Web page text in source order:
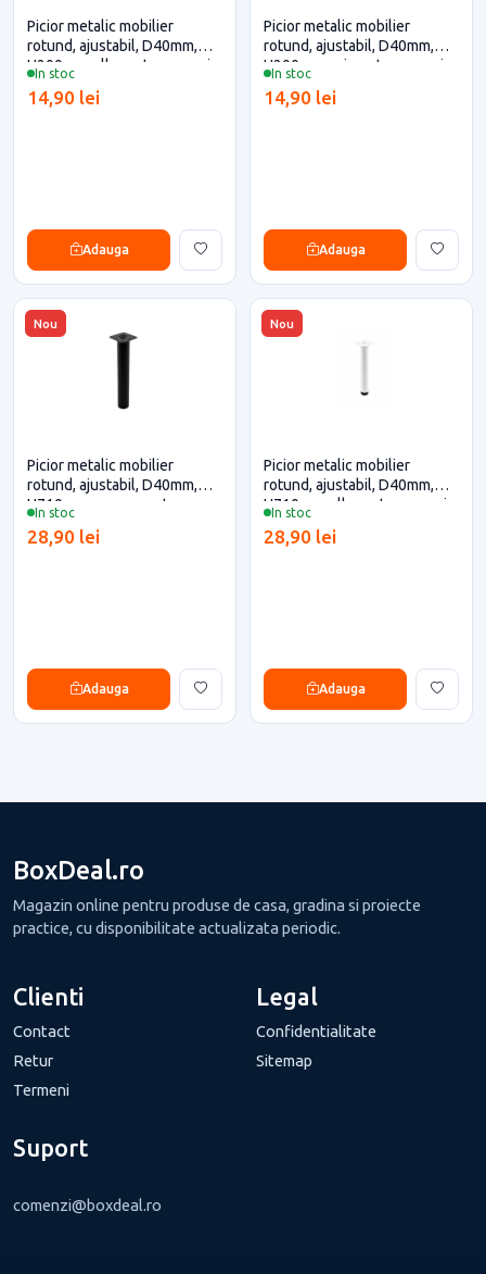
In stoc
Picior metalic mobilier
rotund, ajustabil, D40mm,
H200mm, alb pentru casa si
14,90 lei
Adauga
In stoc
Picior metalic mobilier
rotund, ajustabil, D40mm,
H200mm, gri pentru casa si
14,90 lei
Adauga
Nou
In stoc
Picior metalic mobilier
rotund, ajustabil, D40mm,
H710mm, negru pentru casa
28,90 lei
Adauga
Nou
In stoc
Picior metalic mobilier
rotund, ajustabil, D40mm,
H710mm, alb pentru casa si
28,90 lei
Adauga
BoxDeal.ro
Magazin online pentru produse de casa, gradina si proiecte
practice, cu disponibilitate actualizata periodic.
Clienti
Contact
Retur
Termeni
Legal
Confidentialitate
Sitemap
Suport
comenzi@boxdeal.ro